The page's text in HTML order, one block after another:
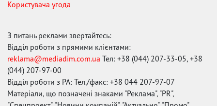
Користувача угода
З питань реклами звертайтесь:
Відділ роботи з прямими клієнтами:
reklama@mediadim.com.ua Тел: +38 (044) 207-33-05, +38
(044) 207-97-00
Відділ роботи з РА: Тел./факс: +38 044 207-97-07
Матеріали, що позначені знаками "Реклама", "PR",